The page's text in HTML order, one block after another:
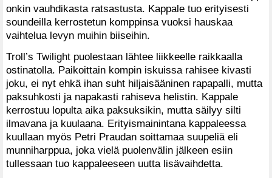
onkin vauhdikasta ratsastusta. Kappale tuo erityisesti
soundeilla kerrostetun komppinsa vuoksi hauskaa
vaihtelua levyn muihin biiseihin.
Troll’s Twilight puolestaan lähtee liikkeelle raikkaalla
ostinatolla. Paikoittain kompin iskuissa rahisee kivasti
joku, ei nyt ehkä ihan suht hiljaisääninen rapapalli, mutta
paksuhkosti ja napakasti rahiseva helistin. Kappale
kerrostuu lopulta aika paksuksikin, mutta säilyy silti
ilmavana ja kuulaana. Erityismainintana kappaleessa
kuullaan myös Petri Praudan soittamaa suupeliä eli
munniharppua, joka vielä puolenvälin jälkeen esiin
tullessaan tuo kappaleeseen uutta lisävaihdetta.